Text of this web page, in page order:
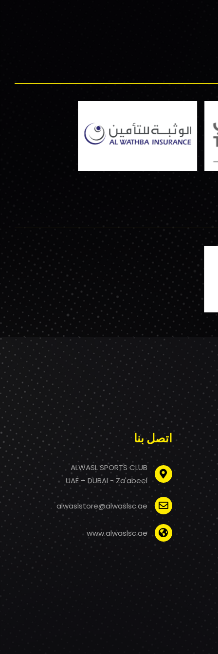
اتصل بنا
ALWASL SPORTS CLUB
UAE – DUBAI - Za'abeel
alwaslstore@alwaslsc.ae
www.alwaslsc.ae